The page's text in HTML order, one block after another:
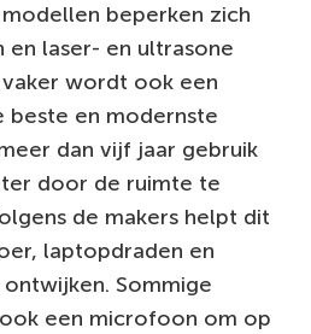
beperken zich
en laser- en ultrasone
wordt ook een
beste en modernste
dan vijf jaar gebruik
door de ruimte te
de makers helpt dit
laptopdraden en
Sommige
een microfoon om op